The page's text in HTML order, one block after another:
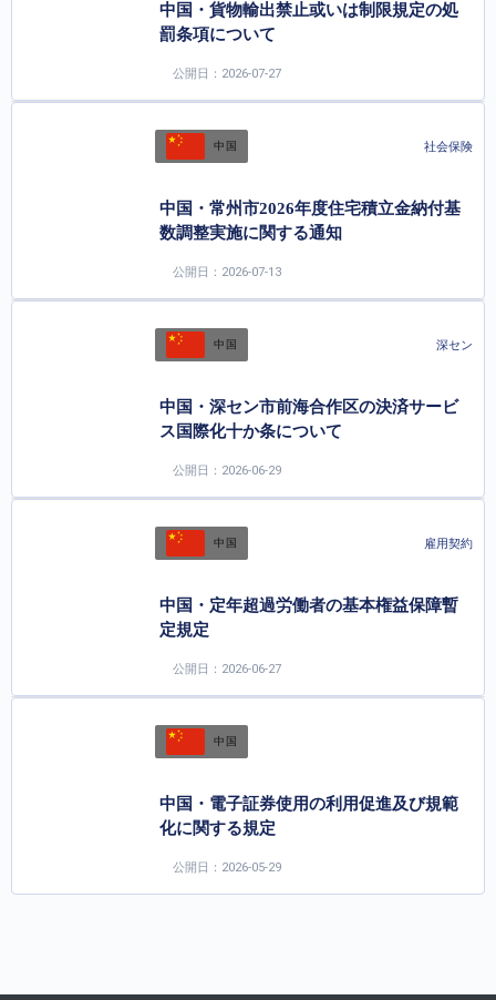
中国・貨物輸出禁止或いは制限規定の処
罰条項について
公開日：2026-07-27
中国 社会保険
中国・常州市2026年度住宅積立金納付基
数調整実施に関する通知
公開日：2026-07-13
中国 深セン
中国・深セン市前海合作区の決済サービ
ス国際化十か条について
公開日：2026-06-29
中国 雇用契約
中国・定年超過労働者の基本権益保障暫
定規定
公開日：2026-06-27
中国
中国・電子証券使用の利用促進及び規範
化に関する規定
公開日：2026-05-29